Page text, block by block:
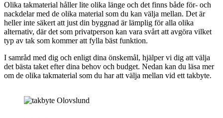
Olika takmaterial håller lite olika länge och det finns både för- och
nackdelar med de olika material som du kan välja mellan. Det är
heller inte säkert att just din byggnad är lämplig för alla olika
alternativ, där det som privatperson kan vara svårt att avgöra vilket
typ av tak som kommer att fylla bäst funktion.
I samråd med dig och enligt dina önskemål, hjälper vi dig att välja
det bästa taket efter dina behov och budget. Nedan kan du läsa mer
om de olika takmaterial som du har att välja mellan vid ett takbyte.